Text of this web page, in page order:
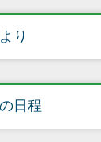
り
日程